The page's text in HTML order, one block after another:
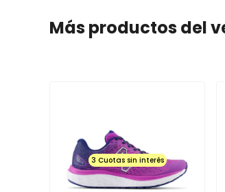
Más productos del
3 Cuotas sin interés